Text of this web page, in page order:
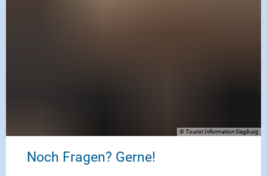
© Tourist Information Siegburg
Noch Fragen? Gerne!